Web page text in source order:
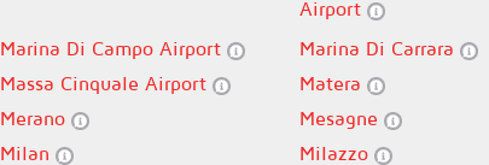
Airport
Marina Di Campo Airport Marina Di Carrara
Massa Cinquale Airport Matera
Merano Mesagne
Milan Milazzo